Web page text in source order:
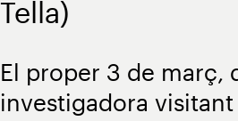
Tella)
El proper 3 de març,
investigadora visitant